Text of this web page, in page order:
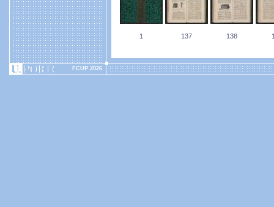
1 137 138
FCUP 2026